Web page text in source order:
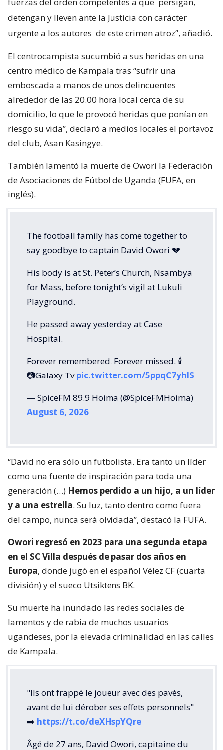
fuerzas del orden competentes a que persigan,
detengan y lleven ante la Justicia con carácter
urgente a los autores de este crimen atroz”, añadió.
El centrocampista sucumbió a sus heridas en una
centro médico de Kampala tras “sufrir una
emboscada a manos de unos delincuentes
alrededor de las 20.00 hora local cerca de su
domicilio, lo que le provocó heridas que ponían en
riesgo su vida”, declaró a medios locales el portavoz
del club, Asan Kasingye.
También lamentó la muerte de Owori la Federación
de Asociaciones de Fútbol de Uganda (FUFA, en
inglés).
The football family has come together to
say goodbye to captain David Owori 💔
His body is at St. Peter’s Church, Nsambya
for Mass, before tonight’s vigil at Lukuli
Playground.
He passed away yesterday at Case
Hospital.
Forever remembered. Forever missed. 🕯️
📷Galaxy Tvpic.twitter.com/5ppqC7yhlS
— SpiceFM 89.9 Hoima (@SpiceFMHoima)
August 6, 2026
“David no era sólo un futbolista. Era tanto un líder
como una fuente de inspiración para toda una
generación (…) Hemos perdido a un hijo, a un líder
y a una estrella. Su luz, tanto dentro como fuera
del campo, nunca será olvidada”, destacó la FUFA.
Owori regresó en 2023 para una segunda etapa
en el SC Villa después de pasar dos años en
Europa, donde jugó en el español Vélez CF (cuarta
división) y el sueco Utsiktens BK.
Su muerte ha inundado las redes sociales de
lamentos y de rabia de muchos usuarios
ugandeses, por la elevada criminalidad en las calles
de Kampala.
"Ils ont frappé le joueur avec des pavés,
avant de lui dérober ses effets personnels"
➡️ https://t.co/deXHspYQre
Âgé de 27 ans, David Owori, capitaine du